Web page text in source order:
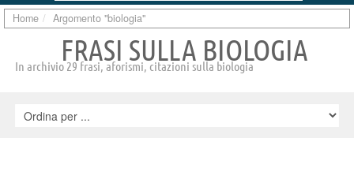
Home Argomento "biologia"
FRASI SULLA BIOLOGIA
In archivio 29 frasi, aforismi, citazioni sulla biologia